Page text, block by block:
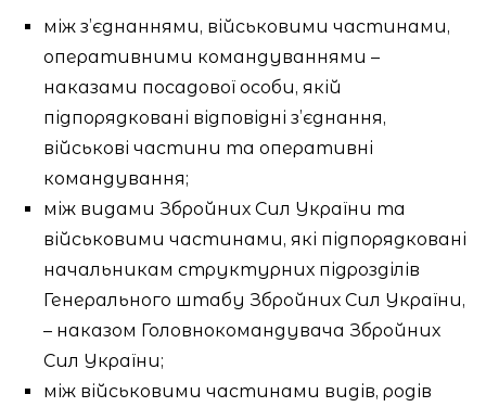
між з’єднаннями, військовими частинами,
оперативними командуваннями –
наказами посадової особи, якій
підпорядковані відповідні з’єднання,
військові частини та оперативні
командування;
між видами Збройних Сил України та
військовими частинами, які підпорядковані
начальникам структурних підрозділів
Генерального штабу Збройних Сил України,
– наказом Головнокомандувача Збройних
Сил України;
між військовими частинами видів, родів